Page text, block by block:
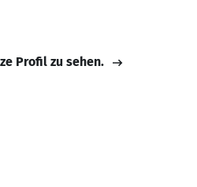
Profil zu sehen.